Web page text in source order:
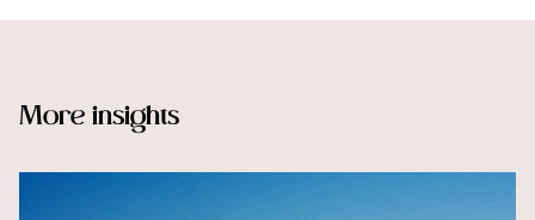
More insights